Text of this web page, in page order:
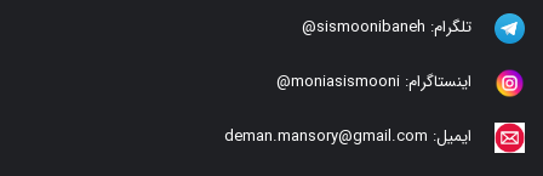
تلگرام: sismoonibaneh@
اینستاگرام: moniasismooni@
ایمیل: deman.mansory@gmail.com